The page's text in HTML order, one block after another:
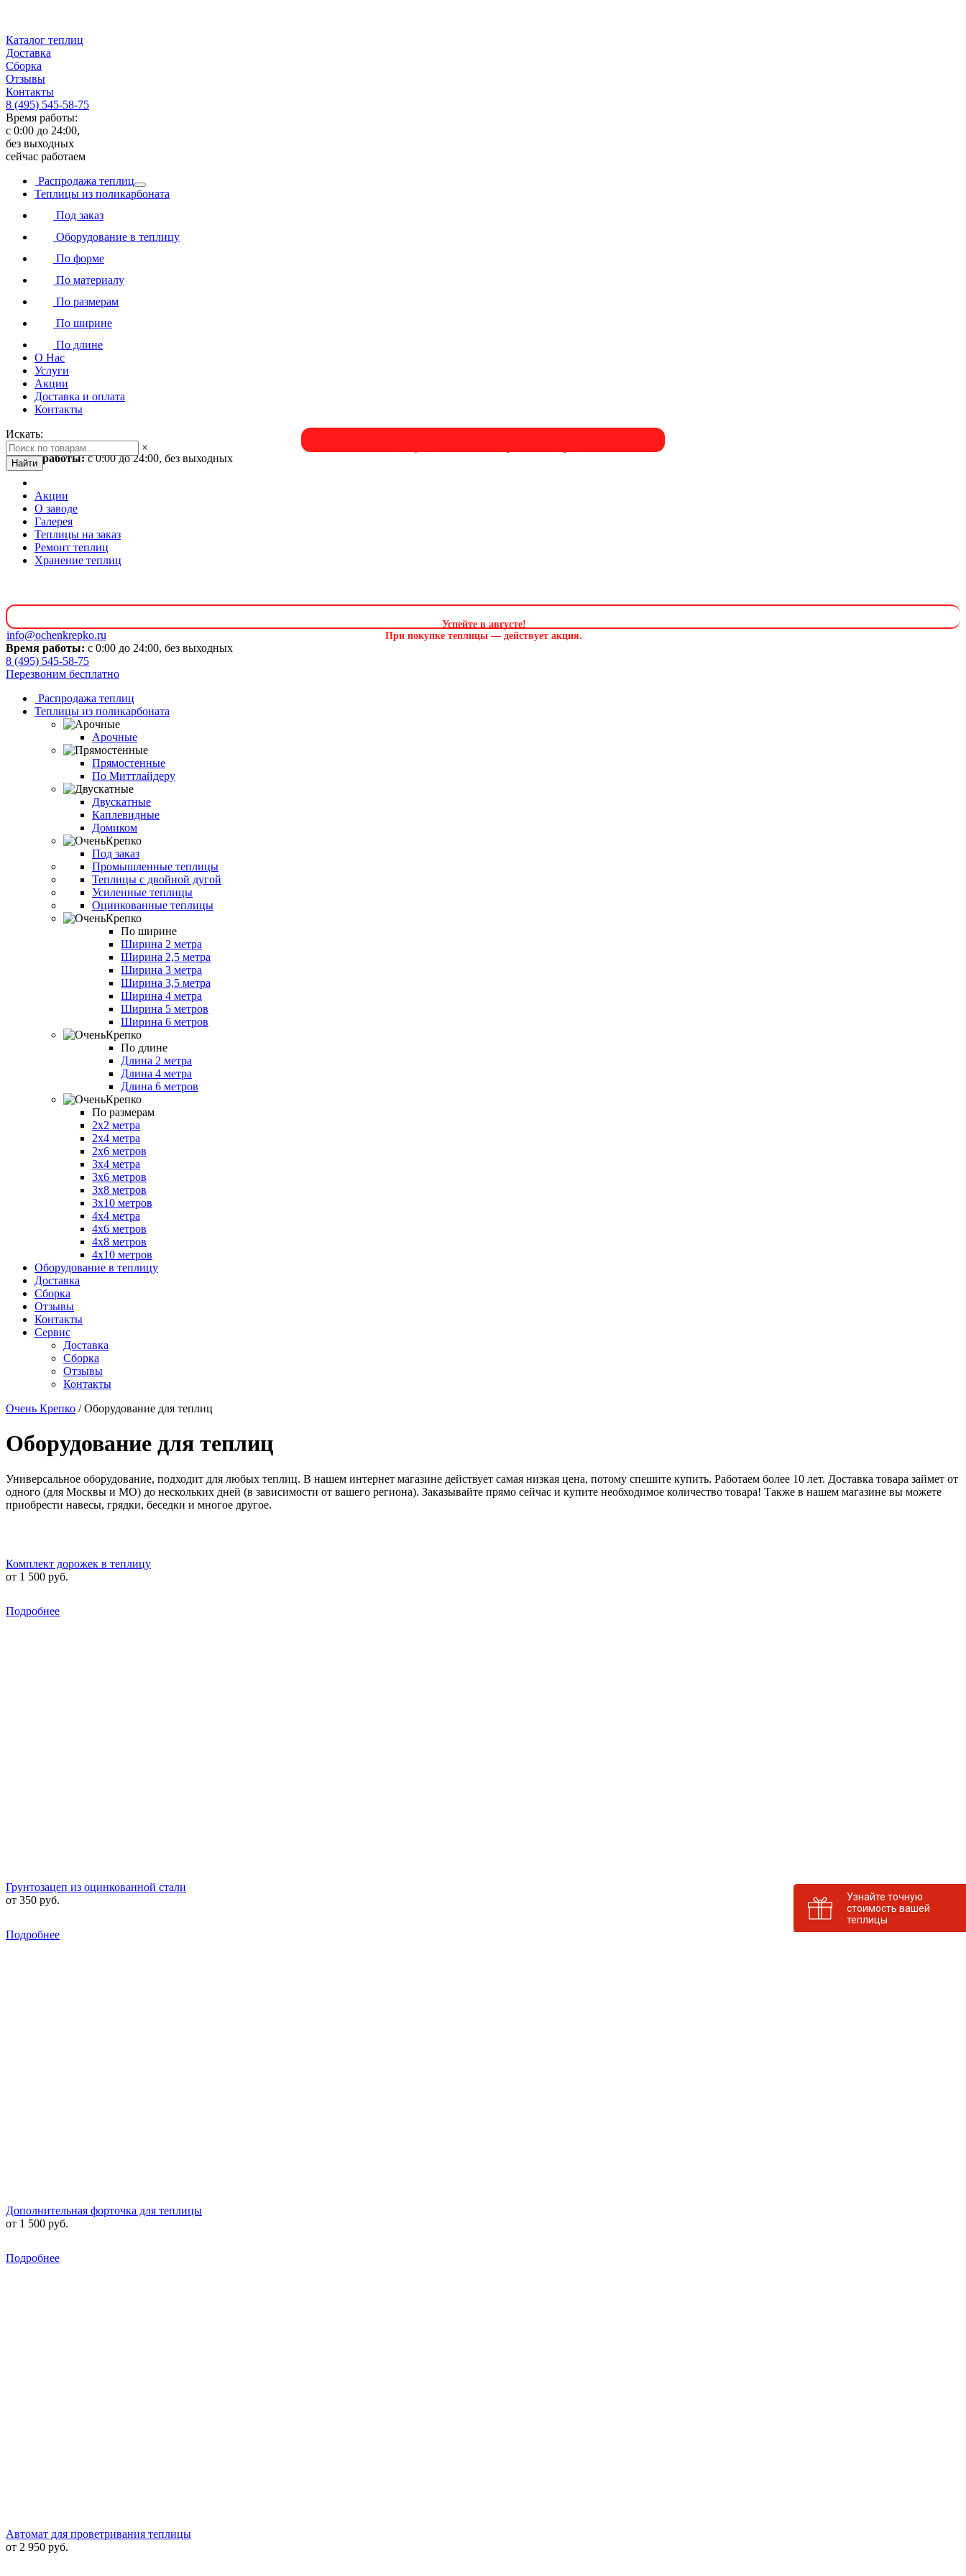
Каталог теплиц
Доставка
Сборка
Отзывы
Контакты
8 (495) 545-58-75
Время работы:
с 0:00 до 24:00,
без выходных
сейчас работаем
Распродажа теплиц
Теплицы из поликарбоната
Под заказ
Оборудование в теплицу
По форме
По материалу
По размерам
По ширине
По длине
О Нас
Услуги
Акции
Доставка и оплата
Контакты
Искать:
×
Найти
Время работы:с 0:00 до 24:00, без выходных
Акции
О заводе
Галерея
Теплицы на заказ
Ремонт теплиц
Хранение теплиц
Успейте в августе!
При покупке теплицы — действует акция.
info@ochenkrepko.ru
Время работы: с 0:00 до 24:00, без выходных
8 (495) 545-58-75
Перезвоним бесплатно
Распродажа теплиц
Теплицы из поликарбоната
Арочные
Прямостенные
По Миттлайдеру
Двускатные
Каплевидные
Домиком
Под заказ
Промышленные теплицы
Теплицы с двойной дугой
Усиленные теплицы
Оцинкованные теплицы
По ширине
Ширина 2 метра
Ширина 2,5 метра
Ширина 3 метра
Ширина 3,5 метра
Ширина 4 метра
Ширина 5 метров
Ширина 6 метров
По длине
Длина 2 метра
Длина 4 метра
Длина 6 метров
По размерам
2х2 метра
2х4 метра
2х6 метров
3х4 метра
3х6 метров
3х8 метров
3х10 метров
4х4 метра
4х6 метров
4х8 метров
4х10 метров
Оборудование в теплицу
Доставка
Сборка
Отзывы
Контакты
Сервис
Доставка
Сборка
Отзывы
Контакты
Очень Крепко /Оборудование для теплиц
Оборудование для теплиц
Универсальное оборудование, подходит для любых теплиц. В нашем интернет магазине действует самая низкая цена, потому спешите купить. Работаем более 10 лет. Доставка товара займет от
одного (для Москвы и МО) до нескольких дней (в зависимости от вашего региона). Заказывайте прямо сейчас и купите необходимое количество товара! Также в нашем магазине вы можете
приобрести навесы, грядки, беседки и многое другое.
Комплект дорожек в теплицу
от 1 500 руб.
Подробнее
Грунтозацеп из оцинкованной стали
от 350 руб.
Подробнее
Дополнительная форточка для теплицы
от 1 500 руб.
Подробнее
Автомат для проветривания теплицы
от 2 950 руб.
Узнайте точную
стоимость вашей
теплицы